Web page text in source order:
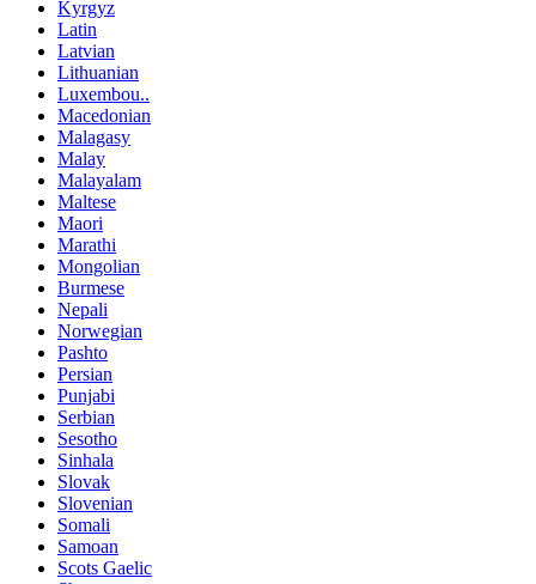
Kyrgyz
Latin
Latvian
Lithuanian
Luxembou..
Macedonian
Malagasy
Malay
Malayalam
Maltese
Maori
Marathi
Mongolian
Burmese
Nepali
Norwegian
Pashto
Persian
Punjabi
Serbian
Sesotho
Sinhala
Slovak
Slovenian
Somali
Samoan
Scots Gaelic